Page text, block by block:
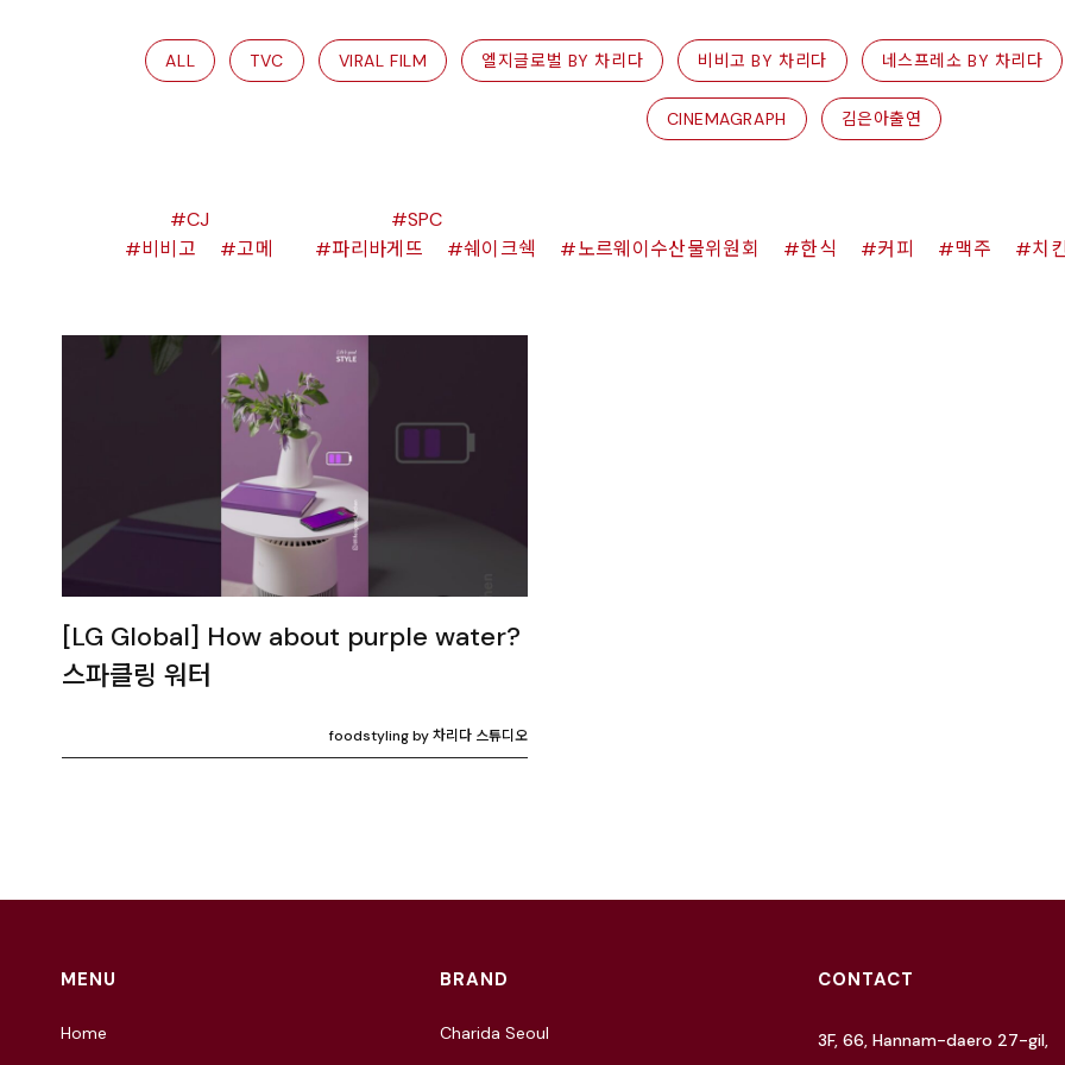
ALL TVC VIRAL FILM 엘지글로벌 BY 차리다 비비고 BY 차리다 네스프레소 BY 차리다
CINEMAGRAPH 김은아출연
CJ
비비고
고메
SPC
파리바게뜨
쉐이크쉑 노르웨이수산물위원회 한식 커피 맥주 치킨
[LG Global] How about purple water?
스파클링 워터
foodstyling by 차리다 스튜디오
MENU
Home
BRAND
Charida Seoul
CONTACT
3F, 66, Hannam-daero 27-gil,